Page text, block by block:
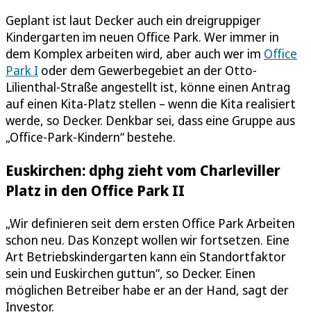
Geplant ist laut Decker auch ein dreigruppiger
Kindergarten im neuen Office Park. Wer immer in
dem Komplex arbeiten wird, aber auch wer im Office
Park I oder dem Gewerbegebiet an der Otto-
Lilienthal-Straße angestellt ist, könne einen Antrag
auf einen Kita-Platz stellen – wenn die Kita realisiert
werde, so Decker. Denkbar sei, dass eine Gruppe aus
„Office-Park-Kindern“ bestehe.
Euskirchen: dphg zieht vom Charleviller
Platz in den Office Park II
„Wir definieren seit dem ersten Office Park Arbeiten
schon neu. Das Konzept wollen wir fortsetzen. Eine
Art Betriebskindergarten kann ein Standortfaktor
sein und Euskirchen guttun“, so Decker. Einen
möglichen Betreiber habe er an der Hand, sagt der
Investor.